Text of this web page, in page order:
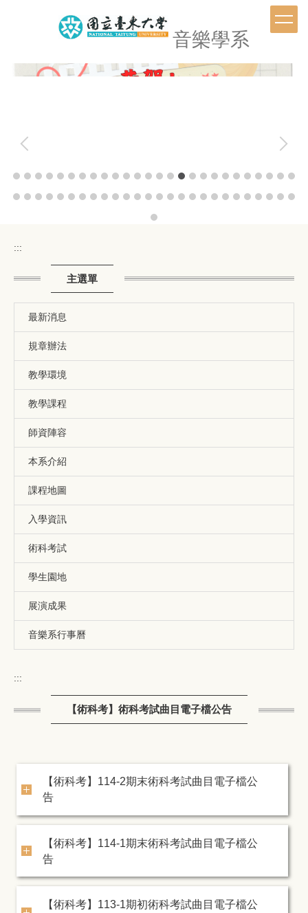
音樂學系
:::
主選單
最新消息
規章辦法
教學環境
教學課程
師資陣容
本系介紹
課程地圖
入學資訊
術科考試
學生園地
展演成果
音樂系行事曆
:::
【術科考】術科考試曲目電子檔公告
【術科考】114-2期末術科考試曲目電子檔公
告
【術科考】114-1期末術科考試曲目電子檔公
告
【術科考】113-1期初術科考試曲目電子檔公